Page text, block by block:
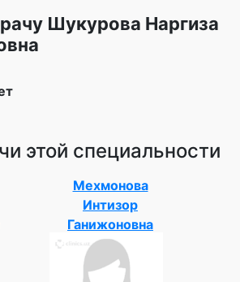
Шукурова Наргиза
этой специальности
Мехмонова
Интизор
Ганижоновна